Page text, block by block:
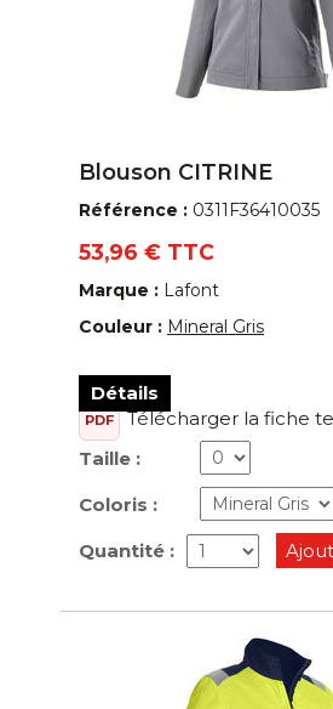
Blouson CITRINE
Référence : 0311F36410035
53,96 € TTC
Marque : Lafont
Couleur : Mineral Gris
Détails
PDF
Télécharger la fiche
Taille :
Coloris :
Quantité :